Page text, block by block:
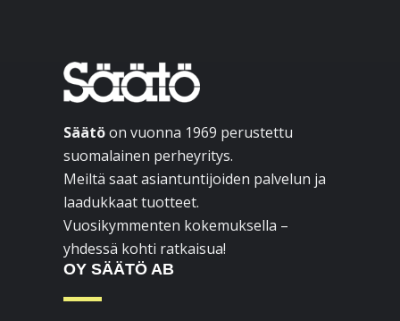
Footer
Säätöon vuonna 1969 perustettu
suomalainen perheyritys.
Meiltä saat asiantuntijoiden palvelun ja
laadukkaat tuotteet.
Vuosikymmenten kokemuksella –
yhdessä kohti ratkaisua!
OY SÄÄTÖ AB